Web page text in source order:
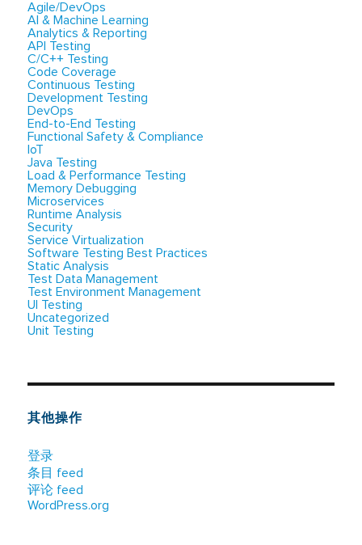
Agile/DevOps
AI & Machine Learning
Analytics & Reporting
API Testing
C/C++ Testing
Code Coverage
Continuous Testing
Development Testing
DevOps
End-to-End Testing
Functional Safety & Compliance
IoT
Java Testing
Load & Performance Testing
Memory Debugging
Microservices
Runtime Analysis
Security
Service Virtualization
Software Testing Best Practices
Static Analysis
Test Data Management
Test Environment Management
UI Testing
Uncategorized
Unit Testing
其他操作
登录
条目 feed
评论 feed
WordPress.org